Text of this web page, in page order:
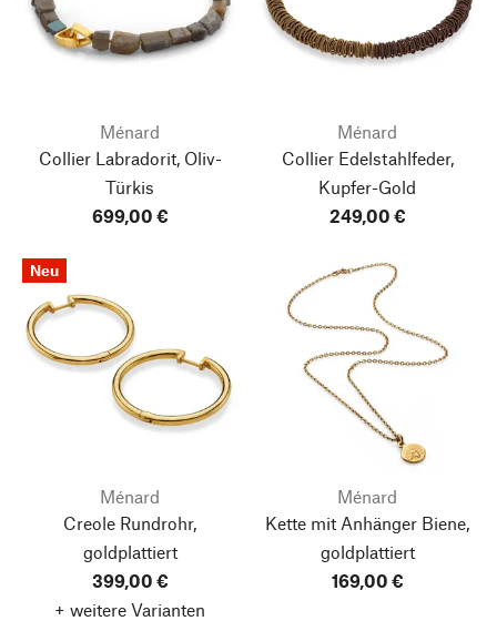
Ménard
Collier Labradorit, Oliv-
Türkis
699,00 €
Ménard
Collier Edelstahlfeder,
Kupfer-Gold
249,00 €
Neu
Ménard
Creole Rundrohr,
goldplattiert
399,00 €
+ weitere Varianten
Ménard
Kette mit Anhänger Biene,
goldplattiert
169,00 €